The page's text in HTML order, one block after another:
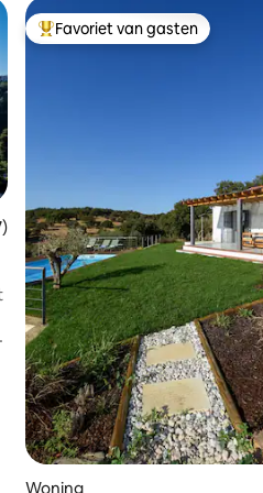
beoordeling van 4,82 op 5, 97
Topfavoriet van gasten
Favoriet van gasten
Woning